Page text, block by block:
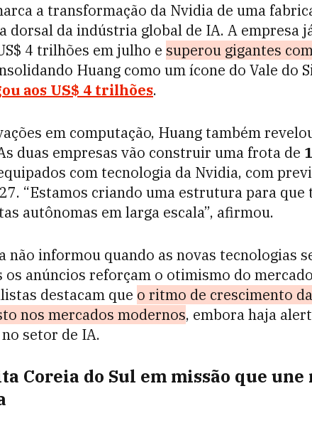
a transformação da Nvidia de uma
dorsal da indústria global de IA. A empresa
4 trilhões em julho e superou gigantes
Huang como um ícone do Vale do
aos US$ 4 trilhões.
em computação, Huang também
duas empresas vão construir uma frota de
com tecnologia da Nvidia, com
“Estamos criando uma estrutura para
autônomas em larga escala”, afirmou.
não informou quando as novas tecnologias
os anúncios reforçam o otimismo do
destacam que o ritmo de crescimento
nos mercados modernos, embora haja
setor de IA.
Coreia do Sul em missão que une